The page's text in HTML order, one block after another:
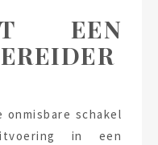
EEN
onmisbare schakel
in een